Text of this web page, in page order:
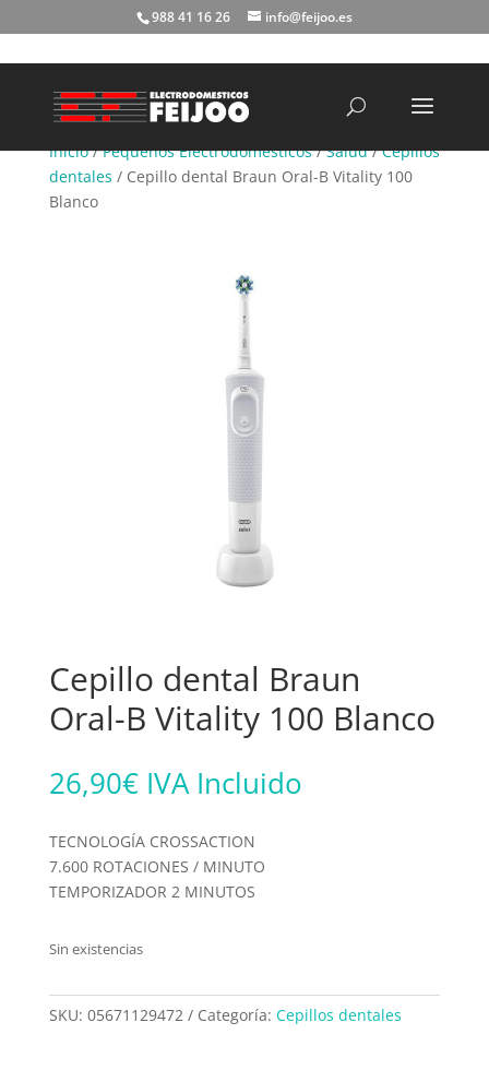
988 41 16 26 info@feijoo.es
Inicio/Pequeños Electrodomésticos/Salud/Cepillos
dentales / Cepillo dental Braun Oral-B Vitality 100
Blanco
Cepillo dental Braun
Oral-B Vitality 100 Blanco
26,90€ IVA Incluido
TECNOLOGÍA CROSSACTION
7.600 ROTACIONES / MINUTO
TEMPORIZADOR 2 MINUTOS
Sin existencias
SKU: 05671129472 Categoría: Cepillos dentales